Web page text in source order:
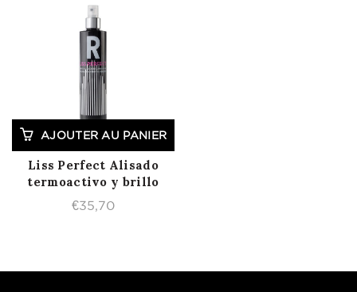
AJOUTER AU PANIER
Liss Perfect Alisado
termoactivo y brillo
€35,70